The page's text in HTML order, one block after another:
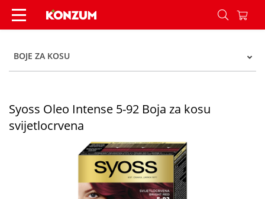
Syoss Oleo Intense 5-92 Boja za kosu
BOJE ZA KOSU
Syoss Oleo Intense 5-92 Boja za kosu
svijetlocrvena